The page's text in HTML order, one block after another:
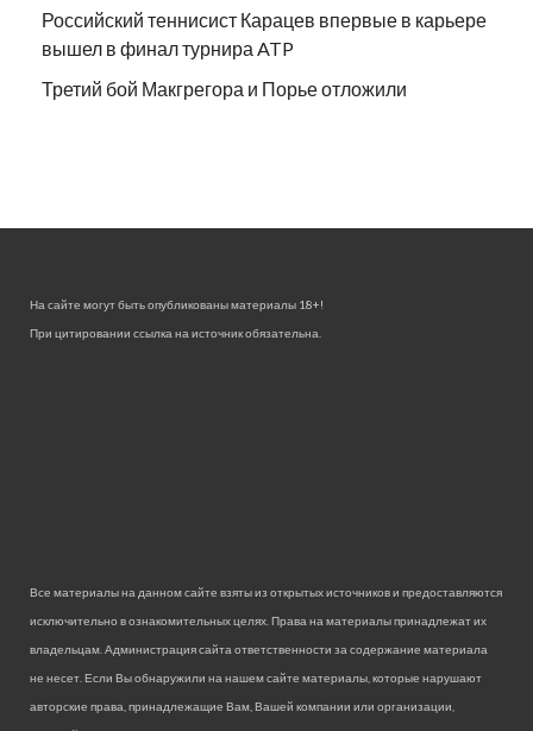
Российский теннисист Карацев впервые в карьере
вышел в финал турнира ATP
Третий бой Макгрегора и Порье отложили
На сайте могут быть опубликованы материалы 18+!
При цитировании ссылка на источник обязательна.
Все материалы на данном сайте взяты из открытых источников и предоставляются
исключительно в ознакомительных целях. Права на материалы принадлежат их
владельцам. Администрация сайта ответственности за содержание материала
не несет. Если Вы обнаружили на нашем сайте материалы, которые нарушают
авторские права, принадлежащие Вам, Вашей компании или организации,